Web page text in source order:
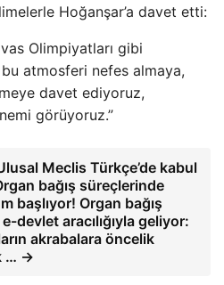
Hoğanşar’a davet etti:
Olimpiyatları gibi
atmosferi nefes almaya,
davet ediyoruz,
görüyoruz.”
Meclis Türkçe’de kabul
bağış süreçlerinde
başlıyor! Organ bağış
devlet aracılığıyla geliyor:
akrabalara öncelik
… →